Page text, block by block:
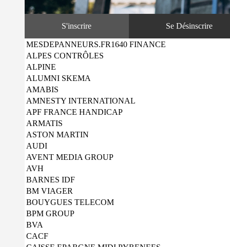
S'inscrire Se Désinscrire
MESDEPANNEURS.FR1640 FINANCE
ALPES CONTRÔLES
ALPINE
ALUMNI SKEMA
AMABIS
AMNESTY INTERNATIONAL
APF FRANCE HANDICAP
ARMATIS
ASTON MARTIN
AUDI
AVENT MEDIA GROUP
AVH
BARNES IDF
BM VIAGER
BOUYGUES TELECOM
BPM GROUP
BVA
CACF